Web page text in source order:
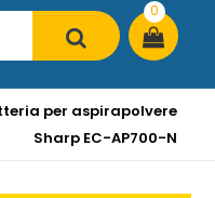
0
per aspirapolvere
Sharp EC-AP700-N